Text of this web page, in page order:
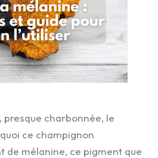
presque charbonnée, le
ce champignon
mélanine, ce pigment que